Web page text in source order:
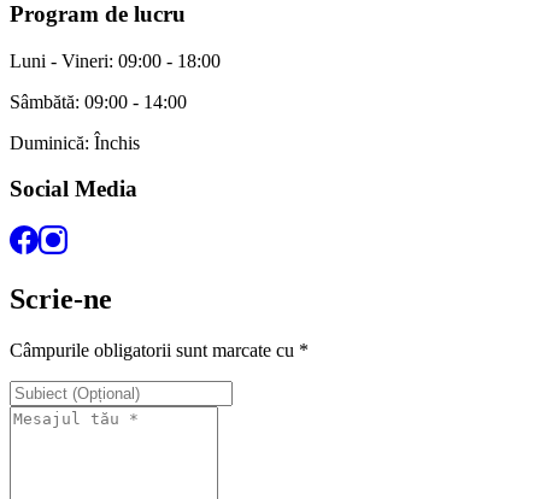
Program de lucru
Luni - Vineri: 09:00 - 18:00
Sâmbătă: 09:00 - 14:00
Duminică: Închis
Social Media
Scrie-ne
Câmpurile obligatorii sunt marcate cu *